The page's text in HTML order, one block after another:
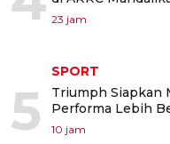
23 jam
5
SPORT
Triumph Siapkan
Performa Lebih
10 jam